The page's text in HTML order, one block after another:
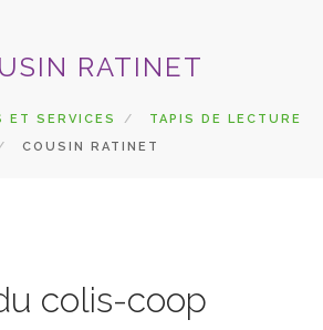
RATINET
ET SERVICES
TAPIS DE LECTURE
COUSIN RATINET
colis-coop